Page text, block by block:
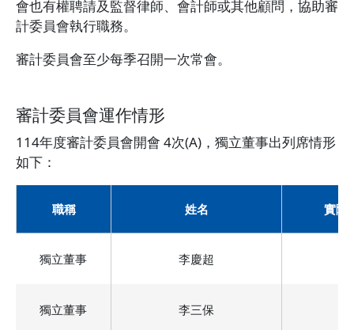
會也有權聘請及監督律師、會計師或其他顧問，協助審
計委員會執行職務。
審計委員會至少每季召開一次常會。
審計委員會運作情形
114年度審計委員會開會 4次(A)，獨立董事出列席情形
如下：
職稱 姓名 實際
獨立董事 李慶超
獨立董事 李三保